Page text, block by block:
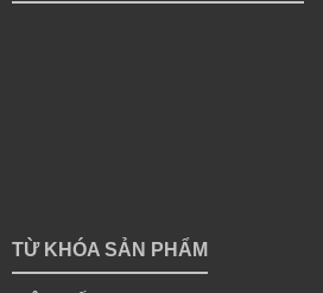
TỪ KHÓA SẢN PHẨM